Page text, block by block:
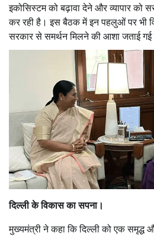
इकोसिस्टम को बढ़ावा देने और व्यापार
कर रही है। इस बैठक में इन पहलुओं पर भी
सरकार से समर्थन मिलने की आशा जताई गई
दिल्ली के विकास का सपना।
मुख्यमंत्री ने कहा कि दिल्ली को एक